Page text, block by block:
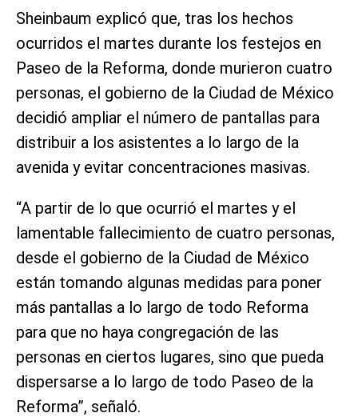
Sheinbaum explicó que, tras los hechos
ocurridos el martes durante los festejos en
Paseo de la Reforma, donde murieron cuatro
personas, el gobierno de la Ciudad de México
decidió ampliar el número de pantallas para
distribuir a los asistentes a lo largo de la
avenida y evitar concentraciones masivas.
“A partir de lo que ocurrió el martes y el
lamentable fallecimiento de cuatro personas,
desde el gobierno de la Ciudad de México
están tomando algunas medidas para poner
más pantallas a lo largo de todo Reforma
para que no haya congregación de las
personas en ciertos lugares, sino que pueda
dispersarse a lo largo de todo Paseo de la
Reforma”, señaló.